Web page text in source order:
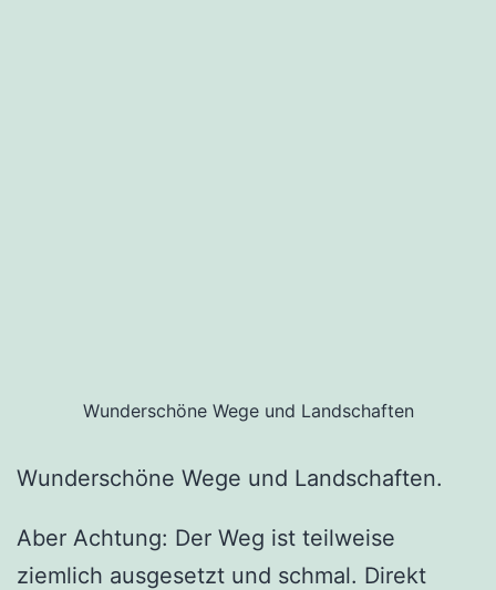
Wunderschöne Wege und Landschaften
Wunderschöne Wege und Landschaften.
Aber Achtung: Der Weg ist teilweise
ziemlich ausgesetzt und schmal. Direkt